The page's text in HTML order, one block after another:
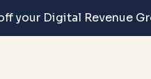
your Digital Revenue